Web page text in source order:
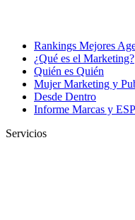
Rankings Mejores
¿Qué es el Marketing?
Quién es Quién
Mujer Marketing y
Desde Dentro
Informe Marcas y
Servicios